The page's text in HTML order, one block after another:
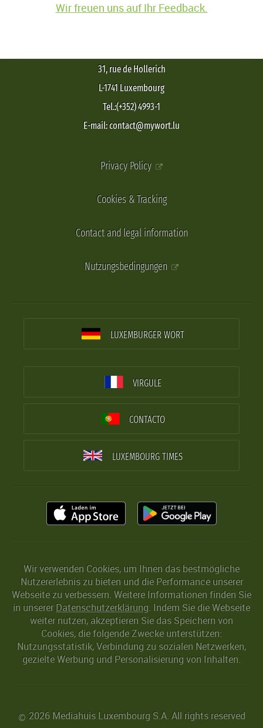
Wir freuen uns auf Ihr Feedback.
31, rue de Hollerich
L-1741 Luxembourg
Tel.:(+352) 4993-1
E-mail: contact@mywort.lu
Privacy Policy
Cookies & Tracking
Contact and legal information
Nutzungsbedingungen
LUXEMBURGER WORT
VIRGULE
CONTACTO
LUXEMBOURG TIMES
Wir verwenden Cookies, um Ihnen das bestmögliche
Nutzererlebnis zu bieten und die Performance unserer
Webseite zu verbessern. Weitere Informationen finden Sie
in unserer Datenschutzerklärung. Indem Sie die Webseite
weiter nutzen, akzeptieren Sie das Speichern von
Cookies, die folgende Zwecke unterstützen:
Nutzungsstatistik, Verbindung zu sozialen Netzwerken,
gezielte Werbung und Personalisierung von Inhalten.
© 2026 Mediahuis Luxembourg S.A. All rights reserved